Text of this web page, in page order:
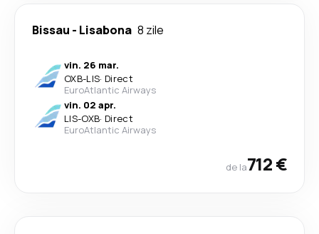
Bissau - Lisabona 8 zile
vin. 26 mar.
OXB-LIS· Direct
EuroAtlantic Airways
vin. 02 apr.
LIS-OXB· Direct
EuroAtlantic Airways
de la712 €